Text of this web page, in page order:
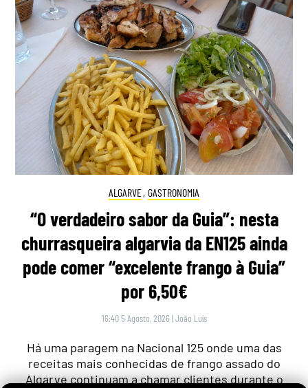
ALGARVE, GASTRONOMIA
“O verdadeiro sabor da Guia”: nesta
churrasqueira algarvia da EN125 ainda
pode comer “excelente frango à Guia”
por 6,50€
16:40 5 Agosto, 2026 |João Luís
Há uma paragem na Nacional 125 onde uma das
receitas mais conhecidas de frango assado do
Algarve continuam a chamar clientes durante o